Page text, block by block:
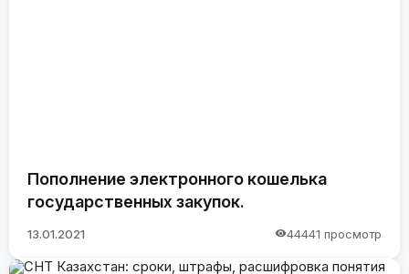
Пополнение электронного кошелька
государственных закупок.
13.01.2021 44441 просмотр